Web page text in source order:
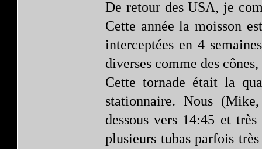
De retour des USA, je
Cette année la moisson
interceptées en 4
diverses comme des
Cette tornade était la
stationnaire. Nous
dessous vers 14:45 et
plusieurs tubas parfois